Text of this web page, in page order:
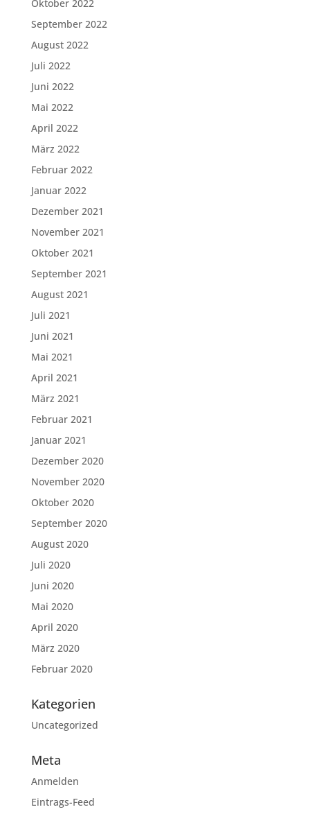
Oktober 2022
September 2022
August 2022
Juli 2022
Juni 2022
Mai 2022
April 2022
März 2022
Februar 2022
Januar 2022
Dezember 2021
November 2021
Oktober 2021
September 2021
August 2021
Juli 2021
Juni 2021
Mai 2021
April 2021
März 2021
Februar 2021
Januar 2021
Dezember 2020
November 2020
Oktober 2020
September 2020
August 2020
Juli 2020
Juni 2020
Mai 2020
April 2020
März 2020
Februar 2020
Kategorien
Uncategorized
Meta
Anmelden
Eintrags-Feed